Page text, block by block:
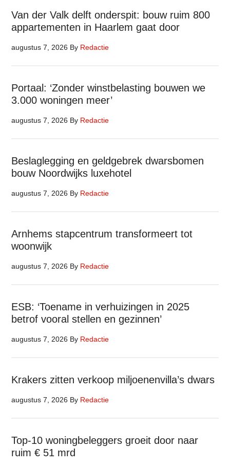
Van der Valk delft onderspit: bouw ruim 800
appartementen in Haarlem gaat door
augustus 7, 2026 By Redactie
Portaal: ‘Zonder winstbelasting bouwen we
3.000 woningen meer’
augustus 7, 2026 By Redactie
Beslaglegging en geldgebrek dwarsbomen
bouw Noordwijks luxehotel
augustus 7, 2026 By Redactie
Arnhems stapcentrum transformeert tot
woonwijk
augustus 7, 2026 By Redactie
ESB: ‘Toename in verhuizingen in 2025
betrof vooral stellen en gezinnen’
augustus 7, 2026 By Redactie
Krakers zitten verkoop miljoenenvilla’s dwars
augustus 7, 2026 By Redactie
Top-10 woningbeleggers groeit door naar
ruim € 51 mrd